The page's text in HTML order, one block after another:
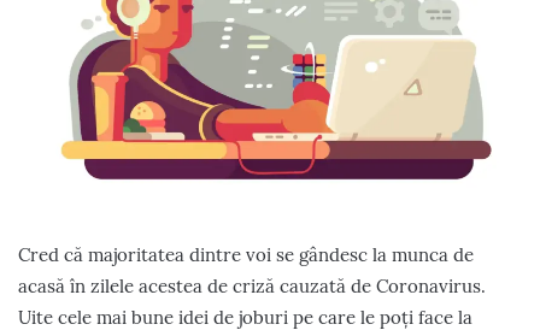
Cred că majoritatea dintre voi se gândesc la munca de
acasă în zilele acestea de criză cauzată de Coronavirus.
Uite cele mai bune idei de joburi pe care le poți face la